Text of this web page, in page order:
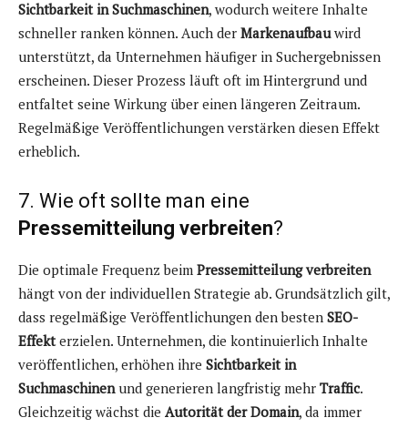
Sichtbarkeit in Suchmaschinen, wodurch weitere Inhalte
schneller ranken können. Auch der Markenaufbauwird
unterstützt, da Unternehmen häufiger in Suchergebnissen
erscheinen. Dieser Prozess läuft oft im Hintergrund und
entfaltet seine Wirkung über einen längeren Zeitraum.
Regelmäßige Veröffentlichungen verstärken diesen Effekt
erheblich.
7. Wie oft sollte man eine
Pressemitteilung verbreiten?
Die optimale Frequenz beim Pressemitteilung verbreiten
hängt von der individuellen Strategie ab. Grundsätzlich gilt,
dass regelmäßige Veröffentlichungen den besten SEO-
Effekterzielen. Unternehmen, die kontinuierlich Inhalte
veröffentlichen, erhöhen ihre Sichtbarkeit in
Suchmaschinen und generieren langfristig mehr Traffic.
Gleichzeitig wächst die Autorität der Domain, da immer